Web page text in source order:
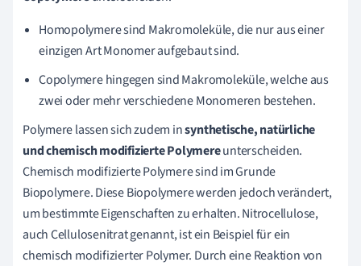
Homopolymere sind Makromoleküle, die nur aus einer
einzigen Art Monomer aufgebaut sind.
Copolymere hingegen sind Makromoleküle, welche aus
zwei oder mehr verschiedene Monomeren bestehen.
Polymere lassen sich zudem insynthetische, natürliche
und chemisch modifizierte Polymereunterscheiden.
Chemisch modifizierte Polymere sind im Grunde
Biopolymere. Diese Biopolymere werden jedoch verändert,
um bestimmte Eigenschaften zu erhalten. Nitrocellulose,
auch Cellulosenitrat genannt, ist ein Beispiel für ein
chemisch modifizierter Polymer. Durch eine Reaktion von